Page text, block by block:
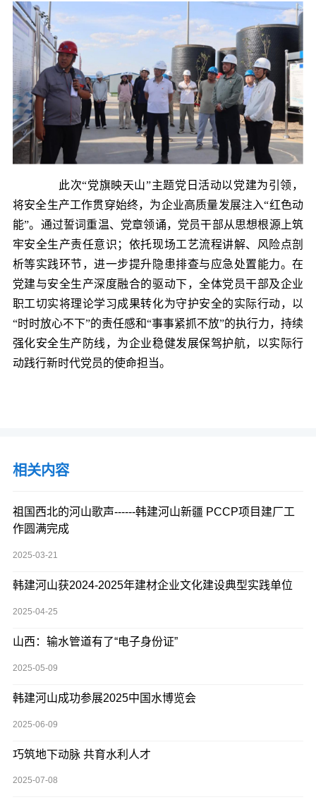
此次“党旗映天山”主题党日活动以党建为引领，
将安全生产工作贯穿始终，为企业高质量发展注入“红色动
能”。通过誓词重温、党章领诵，党员干部从思想根源上筑
牢安全生产责任意识；依托现场工艺流程讲解、风险点剖
析等实践环节，进一步提升隐患排查与应急处置能力。在
党建与安全生产深度融合的驱动下，全体党员干部及企业
职工切实将理论学习成果转化为守护安全的实际行动，以
“时时放心不下”的责任感和“事事紧抓不放”的执行力，持续
强化安全生产防线，为企业稳健发展保驾护航，以实际行
动践行新时代党员的使命担当。
相关内容
祖国西北的河山歌声------韩建河山新疆 PCCP项目建厂工
作圆满完成
2025-03-21
韩建河山获2024-2025年建材企业文化建设典型实践单位
2025-04-25
山西：输水管道有了“电子身份证”
2025-05-09
韩建河山成功参展2025中国水博览会
2025-06-09
巧筑地下动脉 共育水利人才
2025-07-08